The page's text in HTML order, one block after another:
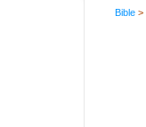
Bible >